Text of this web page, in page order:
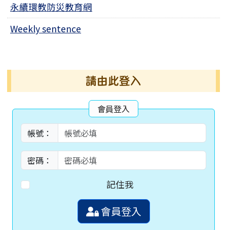
永續環教防災教育網
Weekly sentence
請由此登入
會員登入
帳號：
密碼：
記住我
會員登入